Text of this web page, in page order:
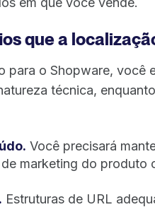
que a
para o Shopware, você
técnica,
Você precisará
marketing do produto
Estruturas de URL